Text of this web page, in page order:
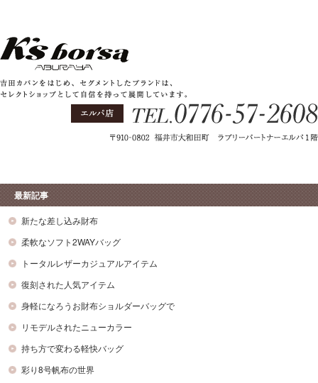
最新記事
新たな差し込み財布
柔軟なソフト2WAYバッグ
トータルレザーカジュアルアイテム
復刻された人気アイテム
身軽になろうお財布ショルダーバッグで
リモデルされたニューカラー
持ち方で変わる軽快バッグ
彩り8号帆布の世界